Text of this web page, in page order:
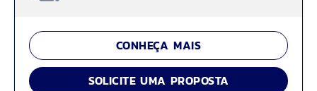
CONHEÇA MAIS
SOLICITE UMA PROPOSTA